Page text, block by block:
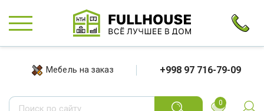
Мебель на заказ +998 97 716-79-09
0